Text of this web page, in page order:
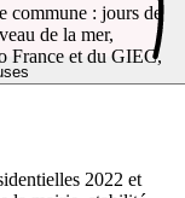
commune : jours de
de la mer,
France et du GIEC,
2022 et